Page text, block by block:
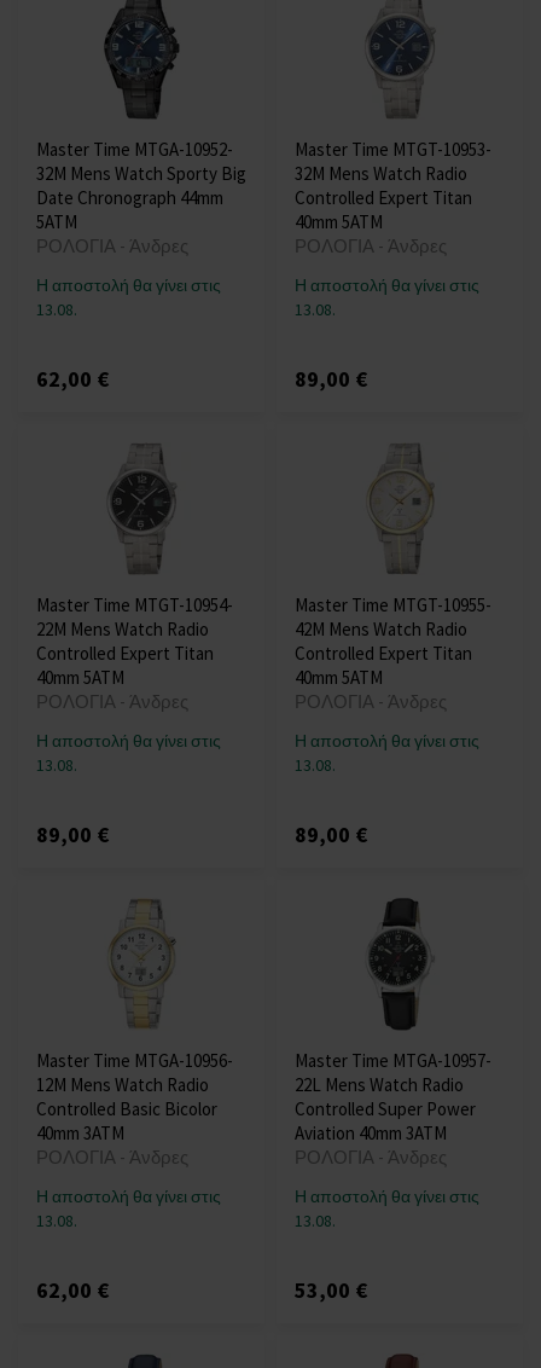
Master Time MTGA-10952-
32M Mens Watch Sporty Big
Date Chronograph 44mm
5ATM
ΡΟΛΟΓΙΑ - Άνδρες
Η αποστολή θα γίνει στις
13.08.
62,00 €
Master Time MTGT-10953-
32M Mens Watch Radio
Controlled Expert Titan
40mm 5ATM
ΡΟΛΟΓΙΑ - Άνδρες
Η αποστολή θα γίνει στις
13.08.
89,00 €
Master Time MTGT-10954-
22M Mens Watch Radio
Controlled Expert Titan
40mm 5ATM
ΡΟΛΟΓΙΑ - Άνδρες
Η αποστολή θα γίνει στις
13.08.
89,00 €
Master Time MTGT-10955-
42M Mens Watch Radio
Controlled Expert Titan
40mm 5ATM
ΡΟΛΟΓΙΑ - Άνδρες
Η αποστολή θα γίνει στις
13.08.
89,00 €
Master Time MTGA-10956-
12M Mens Watch Radio
Controlled Basic Bicolor
40mm 3ATM
ΡΟΛΟΓΙΑ - Άνδρες
Η αποστολή θα γίνει στις
13.08.
62,00 €
Master Time MTGA-10957-
22L Mens Watch Radio
Controlled Super Power
Aviation 40mm 3ATM
ΡΟΛΟΓΙΑ - Άνδρες
Η αποστολή θα γίνει στις
13.08.
53,00 €